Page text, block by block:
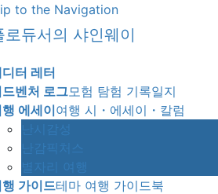
to the Navigation
로듀서의 샤인웨이
터 레터
드벤처 로그모험 탐험 기록일지
에세이여행 시・에세이・칼럼
난시감성
난감픽처스
별자리 여행
행 가이드테마 여행 가이드북